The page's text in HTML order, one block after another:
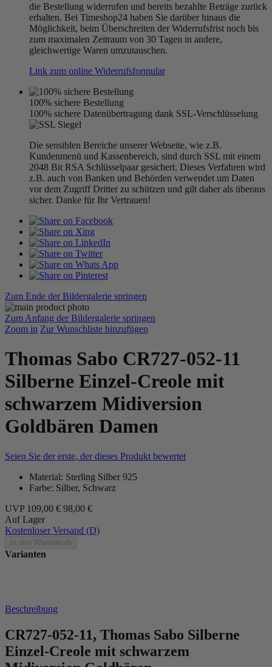
die Bestellung widerrufen und bereits bezahlte Beträge zurück
erhalten. Bei Timeshop24 haben Sie darüber hinaus die
Möglichkeit, beim Überschreiten der Widerrufsfrist noch bis
zum maximalen Zeitraum von 30 Tagen in andere,
gleichwertige Waren umzutauschen.
Link zum online Widerrufsformular
100% sichere Bestellung
100% sichere Datenübertragung dank SSL-Verschlüsselung
Die sensiblen Bereiche unserer Webseite, wie z.B.
Kundenmenü und Kassenbereich, sind durch SSL mit einem
2048 Bit RSA Schlüsselpaar gesichert. Dieses Verfahren wird
z.B. auch von Banken und Behörden verwendet um Daten
vor dem Zugriff Dritter zu schützen und gilt daher als überaus
sicher. Danke für Ihr Vertrauen!
Zum Ende der Bildergalerie springen
Zum Anfang der Bildergalerie springen
Zoom in Zur Wunschliste hinzufügen
Thomas Sabo CR727-052-11
Silberne Einzel-Creole mit
schwarzem Midiversion
Goldbären Damen
Seien Sie der erste, der dieses Produkt bewertet
Material: Sterling Silber 925
Farbe: Silber, Schwarz
UVP 109,00 € 98,00 €
Auf Lager
Kostenloser Versand (D)
In den Warenkorb
Varianten
Beschreibung
CR727-052-11, Thomas Sabo Silberne
Einzel-Creole mit schwarzem